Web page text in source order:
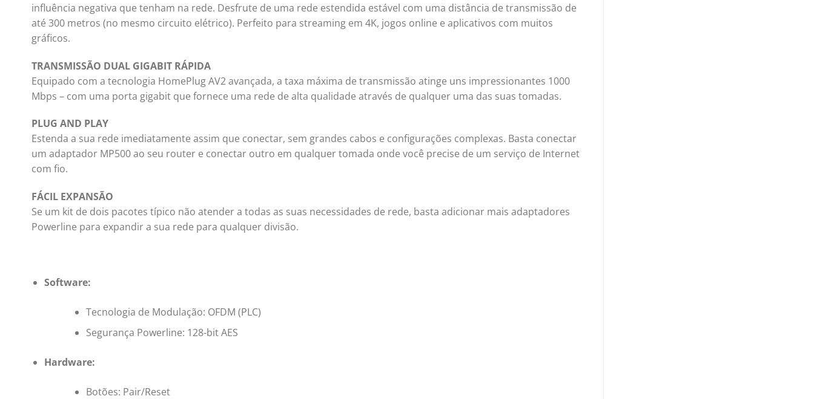
influência negativa que tenham na rede. Desfrute de uma rede estendida estável com uma distância de transmissão de
até 300 metros (no mesmo circuito elétrico). Perfeito para streaming em 4K, jogos online e aplicativos com muitos
gráficos.
TRANSMISSÃO DUAL GIGABIT RÁPIDA
Equipado com a tecnologia HomePlug AV2 avançada, a taxa máxima de transmissão atinge uns impressionantes 1000
Mbps – com uma porta gigabit que fornece uma rede de alta qualidade através de qualquer uma das suas tomadas.
PLUG AND PLAY
Estenda a sua rede imediatamente assim que conectar, sem grandes cabos e configurações complexas. Basta conectar
um adaptador MP500 ao seu router e conectar outro em qualquer tomada onde você precise de um serviço de Internet
com fio.
FÁCIL EXPANSÃO
Se um kit de dois pacotes típico não atender a todas as suas necessidades de rede, basta adicionar mais adaptadores
Powerline para expandir a sua rede para qualquer divisão.
Software:
Tecnologia de Modulação: OFDM (PLC)
Segurança Powerline: 128-bit AES
Hardware:
Botões: Pair/Reset